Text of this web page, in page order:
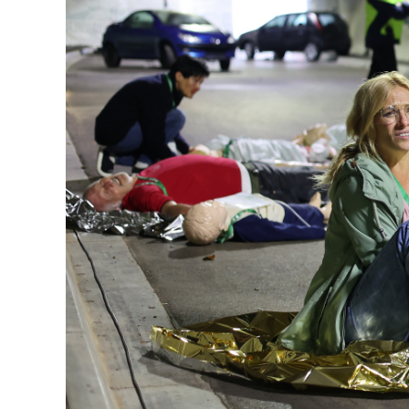
Google Tag Manager
Anbieter: Google LLC
Externe Dienste
Um Inhalte von Videoplattformen und Kartendiensten
anzeigen zu können, werden von diesen externen
Cookies gesetzt.
YouTube
Anbieter: Google LLC
Zweck: Einbinden und Anzeigen von Videos
Google Maps